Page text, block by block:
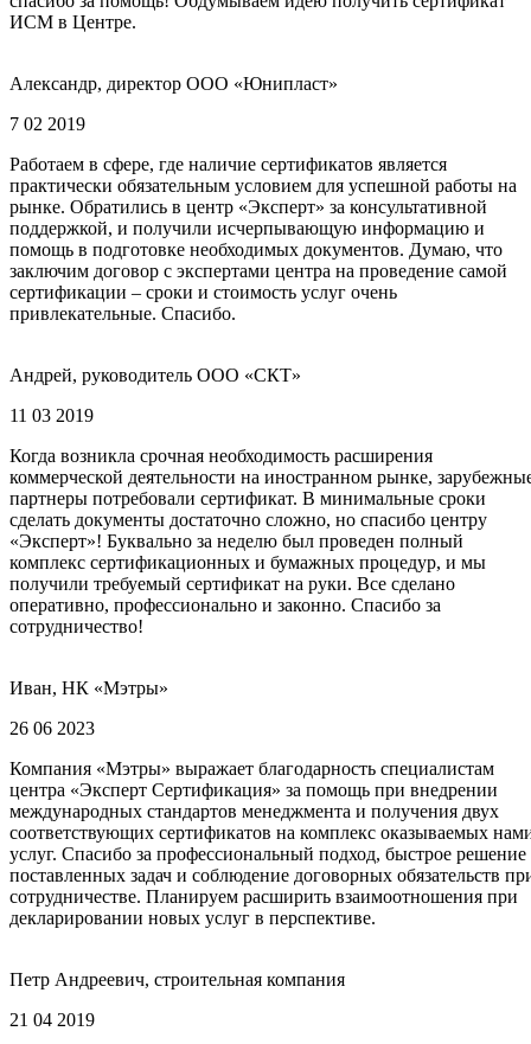
ИСМ в Центре.
Александр, директор ООО «Юнипласт»
7 02 2019
Работаем в сфере, где наличие сертификатов является
практически обязательным условием для успешной работы на
рынке. Обратились в центр «Эксперт» за консультативной
поддержкой, и получили исчерпывающую информацию и
помощь в подготовке необходимых документов. Думаю, что
заключим договор с экспертами центра на проведение самой
сертификации – сроки и стоимость услуг очень
привлекательные. Спасибо.
Андрей, руководитель ООО «СКТ»
11 03 2019
Когда возникла срочная необходимость расширения
коммерческой деятельности на иностранном рынке,
партнеры потребовали сертификат. В минимальные сроки
сделать документы достаточно сложно, но спасибо центру
«Эксперт»! Буквально за неделю был проведен полный
комплекс сертификационных и бумажных процедур, и мы
получили требуемый сертификат на руки. Все сделано
оперативно, профессионально и законно. Спасибо за
сотрудничество!
Иван, НК «Мэтры»
26 06 2023
Компания «Мэтры» выражает благодарность специалистам
центра «Эксперт Сертификация» за помощь при внедрении
международных стандартов менеджмента и получения двух
соответствующих сертификатов на комплекс оказываемых
услуг. Спасибо за профессиональный подход, быстрое решение
поставленных задач и соблюдение договорных обязательств
сотрудничестве. Планируем расширить взаимоотношения при
декларировании новых услуг в перспективе.
Петр Андреевич, строительная компания
21 04 2019